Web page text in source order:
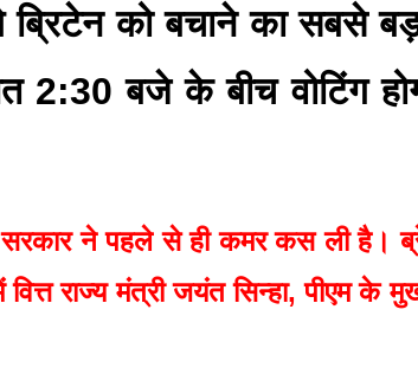
ब्रिटेन को बचाने का सबसे
2:30 बजे के बीच वोटिंग
ने पहले से ही कमर कस ली है।
राज्य मंत्री जयंत सिन्हा, पीएम के